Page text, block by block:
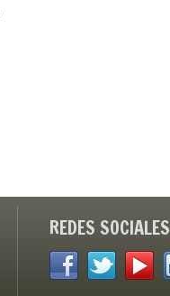
REDES SOCIALES